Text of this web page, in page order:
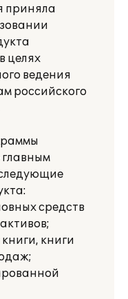
приняла
целях
ведения
российского
главным
средств
книги